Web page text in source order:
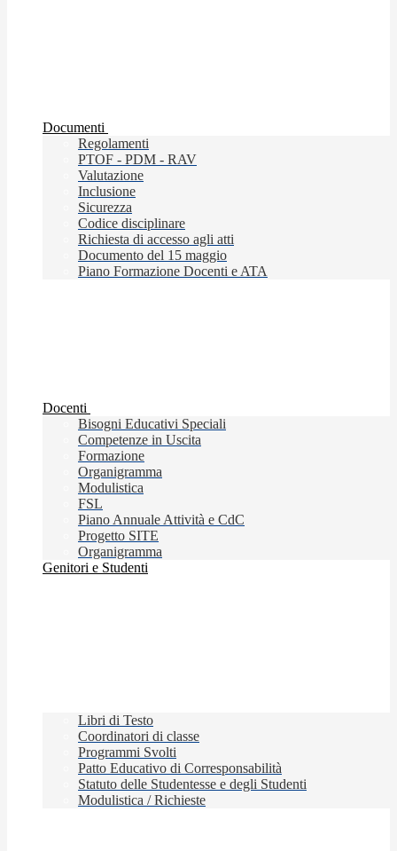
Documenti
Regolamenti
PTOF - PDM - RAV
Valutazione
Inclusione
Sicurezza
Codice disciplinare
Richiesta di accesso agli atti
Documento del 15 maggio
Piano Formazione Docenti e ATA
Docenti
Bisogni Educativi Speciali
Competenze in Uscita
Formazione
Organigramma
Modulistica
FSL
Piano Annuale Attività e CdC
Progetto SITE
Organigramma
Genitori e Studenti
Libri di Testo
Coordinatori di classe
Programmi Svolti
Patto Educativo di Corresponsabilità
Statuto delle Studentesse e degli Studenti
Modulistica / Richieste